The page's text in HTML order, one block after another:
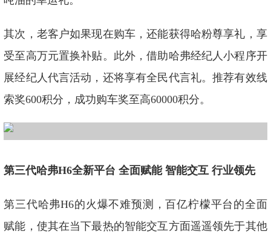
其次，老客户如果现在购车，还能获得哈粉尊享礼，享
受至高万元置换补贴。此外，借助哈弗经纪人小程序开
展经纪人代言活动，还将享有全民代言礼。推荐有效线
索奖600积分，成功购车奖至高60000积分。
第三代哈弗H6全新平台 全面赋能 智能交互 行业领先
第三代哈弗H6的火爆不难预测，百亿柠檬平台的全面
赋能，使其在当下最热的智能交互方面遥遥领先于其他